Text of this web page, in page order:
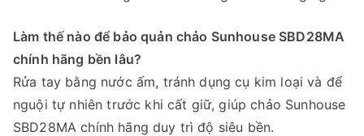
Làm thế nào để bảo quản chảo Sunhouse SBD28MA
chính hãng bền lâu?
Rửa tay bằng nước ấm, tránh dụng cụ kim loại và để
nguội tự nhiên trước khi cất giữ, giúp chảo Sunhouse
SBD28MA chính hãng duy trì độ siêu bền.